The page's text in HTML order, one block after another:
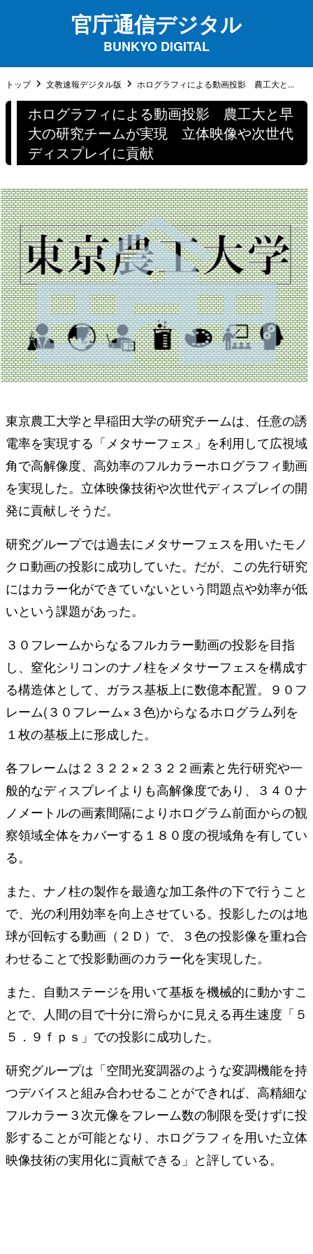
官庁通信デジタル
BUNKYO DIGITAL
トップ 文教速報デジタル版 ホログラフィによる動画投影 農工大と...
ホログラフィによる動画投影 農工大と早
大の研究チームが実現 立体映像や次世代
ディスプレイに貢献
東京農工大学と早稲田大学の研究チームは、任意の誘
電率を実現する「メタサーフェス」を利用して広視域
角で高解像度、高効率のフルカラーホログラフィ動画
を実現した。立体映像技術や次世代ディスプレイの開
発に貢献しそうだ。
研究グループでは過去にメタサーフェスを用いたモノ
クロ動画の投影に成功していた。だが、この先行研究
にはカラー化ができていないという問題点や効率が低
いという課題があった。
３０フレームからなるフルカラー動画の投影を目指
し、窒化シリコンのナノ柱をメタサーフェスを構成す
る構造体として、ガラス基板上に数億本配置。９０フ
レーム(３０フレーム×３色)からなるホログラム列を
１枚の基板上に形成した。
各フレームは２３２２×２３２２画素と先行研究や一
般的なディスプレイよりも高解像度であり、３４０ナ
ノメートルの画素間隔によりホログラム前面からの観
察領域全体をカバーする１８０度の視域角を有してい
る。
また、ナノ柱の製作を最適な加工条件の下で行うこと
で、光の利用効率を向上させている。投影したのは地
球が回転する動画（２Ｄ）で、３色の投影像を重ね合
わせることで投影動画のカラー化を実現した。
また、自動ステージを用いて基板を機械的に動かすこ
とで、人間の目で十分に滑らかに見える再生速度「５
５．９ｆｐｓ」での投影に成功した。
研究グループは「空間光変調器のような変調機能を持
つデバイスと組み合わせることができれば、高精細な
フルカラー３次元像をフレーム数の制限を受けずに投
影することが可能となり、ホログラフィを用いた立体
映像技術の実用化に貢献できる」と評している。